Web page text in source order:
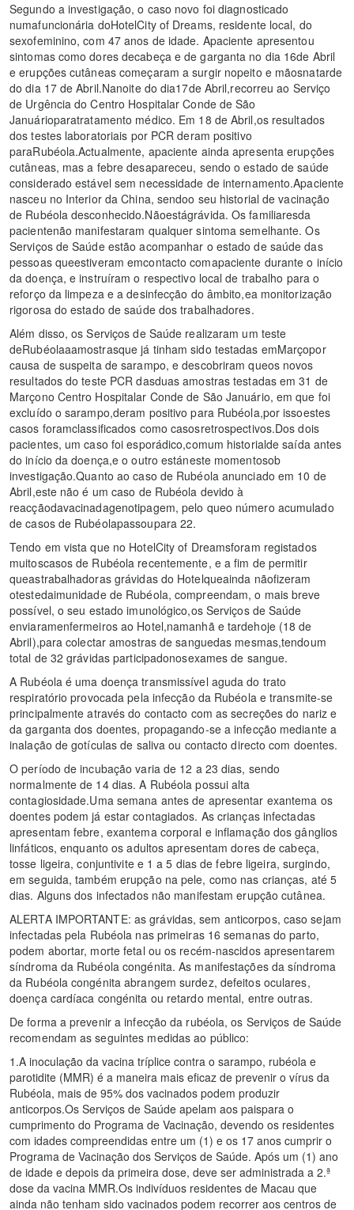
Segundo a investigação, o caso novo foi diagnosticado
numafuncionária doHotelCity of Dreams, residente local, do
sexofeminino, com 47 anos de idade. Apaciente apresentou
sintomas como dores decabeça e de garganta no dia 16de Abril
e erupções cutâneas começaram a surgir nopeito e mãosnatarde
do dia 17 de Abril.Nanoite do dia17de Abril,recorreu ao Serviço
de Urgência do Centro Hospitalar Conde de São
Januárioparatratamento médico. Em 18 de Abril,os resultados
dos testes laboratoriais por PCR deram positivo
paraRubéola.Actualmente, apaciente ainda apresenta erupções
cutâneas, mas a febre desapareceu, sendo o estado de saúde
considerado estável sem necessidade de internamento.Apaciente
nasceu no Interior da China, sendoo seu historial de vacinação
de Rubéola desconhecido.Nãoestágrávida. Os familiaresda
pacientenão manifestaram qualquer sintoma semelhante. Os
Serviços de Saúde estão acompanhar o estado de saúde das
pessoas queestiveram emcontacto comapaciente durante o início
da doença, e instruíram o respectivo local de trabalho para o
reforço da limpeza e a desinfecção do âmbito,ea monitorização
rigorosa do estado de saúde dos trabalhadores.
Além disso, os Serviços de Saúde realizaram um teste
deRubéolaaamostrasque já tinham sido testadas emMarçopor
causa de suspeita de sarampo, e descobriram queos novos
resultados do teste PCR dasduas amostras testadas em 31 de
Marçono Centro Hospitalar Conde de São Januário, em que foi
excluído o sarampo,deram positivo para Rubéola,por issoestes
casos foramclassificados como casosretrospectivos.Dos dois
pacientes, um caso foi esporádico,comum historialde saída antes
do início da doença,e o outro estáneste momentosob
investigação.Quanto ao caso de Rubéola anunciado em 10 de
Abril,este não é um caso de Rubéola devido à
reacçãodavacinadagenotipagem, pelo queo número acumulado
de casos de Rubéolapassoupara 22.
Tendo em vista que no HotelCity of Dreamsforam registados
muitoscasos de Rubéola recentemente, e a fim de permitir
queastrabalhadoras grávidas do Hotelqueainda nãofizeram
otestedaimunidade de Rubéola, compreendam, o mais breve
possível, o seu estado imunológico,os Serviços de Saúde
enviaramenfermeiros ao Hotel,namanhã e tardehoje (18 de
Abril),para colectar amostras de sanguedas mesmas,tendoum
total de 32 grávidas participadonosexames de sangue.
A Rubéola é uma doença transmissível aguda do trato
respiratório provocada pela infecção da Rubéola e transmite-se
principalmente através do contacto com as secreções do nariz e
da garganta dos doentes, propagando-se a infecção mediante a
inalação de gotículas de saliva ou contacto directo com doentes.
O período de incubação varia de 12 a 23 dias, sendo
normalmente de 14 dias. A Rubéola possui alta
contagiosidade.Uma semana antes de apresentar exantema os
doentes podem já estar contagiados. As crianças infectadas
apresentam febre, exantema corporal e inflamação dos gânglios
linfáticos, enquanto os adultos apresentam dores de cabeça,
tosse ligeira, conjuntivite e 1 a 5 dias de febre ligeira, surgindo,
em seguida, também erupção na pele, como nas crianças, até 5
dias. Alguns dos infectados não manifestam erupção cutânea.
ALERTA IMPORTANTE: as grávidas, sem anticorpos, caso sejam
infectadas pela Rubéola nas primeiras 16 semanas do parto,
podem abortar, morte fetal ou os recém-nascidos apresentarem
síndroma da Rubéola congénita. As manifestações da síndroma
da Rubéola congénita abrangem surdez, defeitos oculares,
doença cardíaca congénita ou retardo mental, entre outras.
De forma a prevenir a infecção da rubéola, os Serviços de Saúde
recomendam as seguintes medidas ao público:
1.A inoculação da vacina tríplice contra o sarampo, rubéola e
parotidite (MMR) é a maneira mais eficaz de prevenir o vírus da
Rubéola, mais de 95% dos vacinados podem produzir
anticorpos.Os Serviços de Saúde apelam aos paispara o
cumprimento do Programa de Vacinação, devendo os residentes
com idades compreendidas entre um (1) e os 17 anos cumprir o
Programa de Vacinação dos Serviços de Saúde. Após um (1) ano
de idade e depois da primeira dose, deve ser administrada a 2.ª
dose da vacina MMR.Os indivíduos residentes de Macau que
ainda não tenham sido vacinados podem recorrer aos centros de